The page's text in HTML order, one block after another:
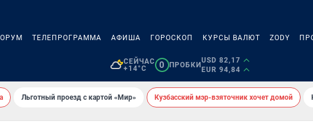
ТЕЛЕПРОГРАММА АФИША ГОРОСКОП КУРСЫ ВАЛЮТ ZODY
СЕЙЧАС
+14°C
0 ПРОБКИ
USD 82,17
EUR 94,84
Льготный проезд с картой «Мир» Кузбасский мэр-взяточник хочет домой